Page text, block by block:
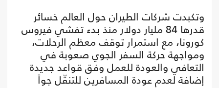
وتكبدت شركات الطيران حول العالم خسائر
قدرها 84 مليار دولار منذ بدء تفشي فيروس
كورونا، مع استمرار توقف معظم الرحلات،
ومواجهة حركة السفر الجوي صعوبة في
التعافي والعودة للعمل وفق قواعد جديدة
إضافة لعدم عودة المسافرين للتنقّل جواً